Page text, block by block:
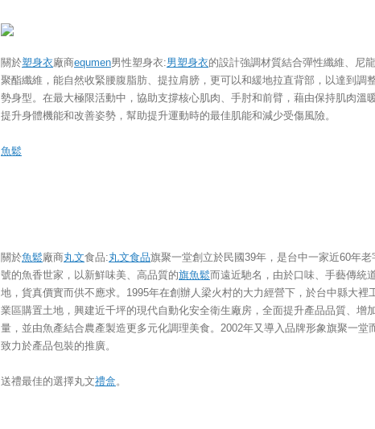
關於塑身衣廠商equmen男性塑身衣:男塑身衣的設計強調材質結合彈性纖維、尼
聚酯纖維，能自然收緊腰腹脂肪、提拉肩膀，更可以和緩地拉直背部，以達到調
勢身型。在最大極限活動中，協助支撐核心肌肉、手肘和前臂，藉由保持肌肉溫
提升身體機能和改善姿勢，幫助提升運動時的最佳肌能和減少受傷風險。
魚鬆
關於魚鬆廠商丸文食品:丸文食品旗聚一堂創立於民國39年，是台中一家近60年老
號的魚香世家，以新鮮味美、高品質的旗魚鬆而遠近馳名，由於口味、手藝傳統
地，貨真價實而供不應求。1995年在創辦人梁火村的大力經營下，於台中縣大裡
業區購置土地，興建近千坪的現代自動化安全衛生廠房，全面提升產品品質、增
量，並由魚產結合農產製造更多元化調理美食。2002年又導入品牌形象旗聚一堂
致力於產品包裝的推廣。
送禮最佳的選擇丸文禮盒。